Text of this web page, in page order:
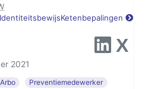
IdentiteitsbewijsKetenbepalingen
2021
Arbo Preventiemedewerker